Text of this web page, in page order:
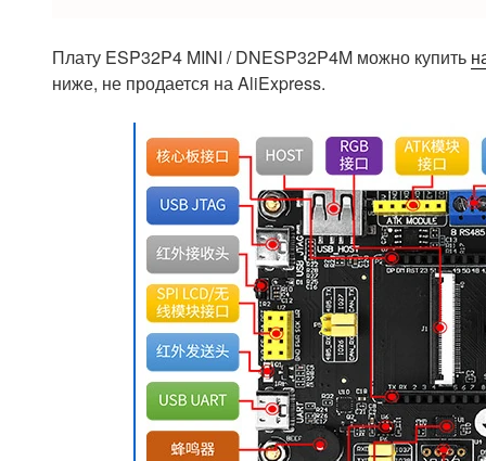
Плату ESP32P4 MINI / DNESP32P4M можно купить
ниже, не продается на AliExpress.